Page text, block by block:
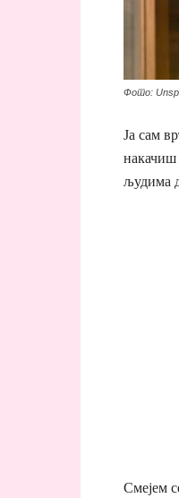
Фото:
Ја сам
накачиш
људима
Смејем